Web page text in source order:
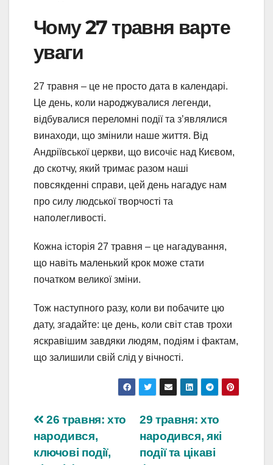
Чому 27 травня варте
уваги
27 травня – це не просто дата в календарі.
Це день, коли народжувалися легенди,
відбувалися переломні події та з’являлися
винаходи, що змінили наше життя. Від
Андріївської церкви, що височіє над Києвом,
до скотчу, який тримає разом наші
повсякденні справи, цей день нагадує нам
про силу людської творчості та
наполегливості.
Кожна історія 27 травня – це нагадування,
що навіть маленький крок може стати
початком великої зміни.
Тож наступного разу, коли ви побачите цю
дату, згадайте: це день, коли світ став трохи
яскравішим завдяки людям, подіям і фактам,
що залишили свій слід у вічності.
Навігація
записів
29 травня: хто
народився, які
події та цікаві
26 травня: хто
народився,
ключові події,